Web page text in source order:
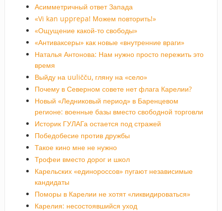
Асимметричный ответ Запада
«Vi kan upprepa! Можем повторить!»
«Ощущение какой-то свободы»
«Антиваксеры» как новые «внутренние враги»
Наталья Антонова: Нам нужно просто пережить это
время
Выйду на uuličču, гляну на «село»
Почему в Северном совете нет флага Карелии?
Новый «Ледниковый период» в Баренцевом
регионе: военные базы вместо свободной торговли
Историк ГУЛАГа остается под стражей
Победобесие против дружбы
Такое кино мне не нужно
Трофеи вместо дорог и школ
Карельских «единороссов» пугают независимые
кандидаты
Поморы в Карелии не хотят «ликвидироваться»
Карелия: несостоявшийся уход